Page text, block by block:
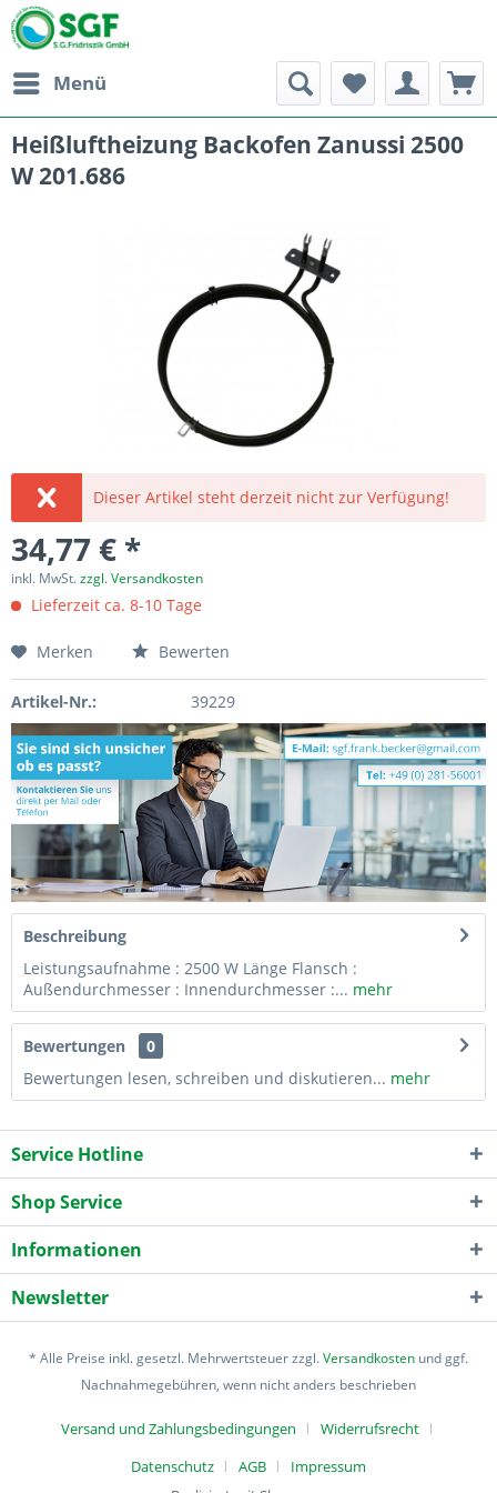
Menü
Heißluftheizung Backofen Zanussi 2500
W 201.686
Dieser Artikel steht derzeit nicht zur Verfügung!
34,77 € *
inkl. MwSt.zzgl. Versandkosten
Lieferzeit ca. 8-10 Tage
Merken Bewerten
Artikel-Nr.: 39229
Beschreibung
Leistungsaufnahme : 2500 W Länge Flansch :
Außendurchmesser : Innendurchmesser :... mehr
Bewertungen
0
Bewertungen lesen, schreiben und diskutieren... mehr
Service Hotline
Shop Service
Informationen
Newsletter
* Alle Preise inkl. gesetzl. Mehrwertsteuer zzgl.Versandkosten und ggf.
Nachnahmegebühren, wenn nicht anders beschrieben
Versand und Zahlungsbedingungen
Widerrufsrecht
Datenschutz
AGB
Impressum